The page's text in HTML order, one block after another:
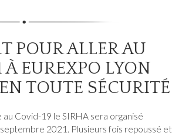
POUR ALLER AU
EUREXPO LYON
TOUTE SÉCURITÉ
au Covid-19 le SIRHA sera organisé
2021. Plusieurs fois repoussé et